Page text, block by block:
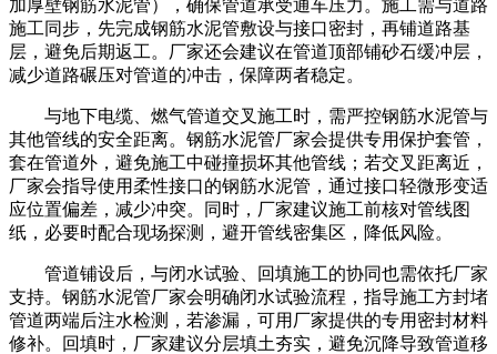
加厚壁钢筋水泥管），确保管道承受通车压力。施工需与道路
施工同步，先完成钢筋水泥管敷设与接口密封，再铺道路基
层，避免后期返工。厂家还会建议在管道顶部铺砂石缓冲层，
减少道路碾压对管道的冲击，保障两者稳定。
与地下电缆、燃气管道交叉施工时，需严控钢筋水泥管与
其他管线的安全距离。钢筋水泥管厂家会提供专用保护套管，
套在管道外，避免施工中碰撞损坏其他管线；若交叉距离近，
厂家会指导使用柔性接口的钢筋水泥管，通过接口轻微形变适
应位置偏差，减少冲突。同时，厂家建议施工前核对管线图
纸，必要时配合现场探测，避开管线密集区，降低风险。
管道铺设后，与闭水试验、回填施工的协同也需依托厂家
支持。钢筋水泥管厂家会明确闭水试验流程，指导施工方封堵
管道两端后注水检测，若渗漏，可用厂家提供的专用密封材料
修补。回填时，厂家建议分层填土夯实，避免沉降导致管道移